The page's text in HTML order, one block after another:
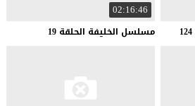
124
02:16:46
مسلسل الخليفة الحلقة 19